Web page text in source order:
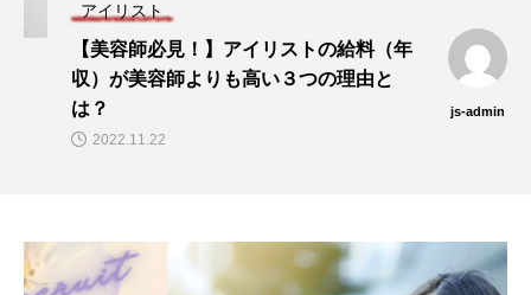
アイリスト
【美容師必見！】アイリストの給料（年
収）が美容師よりも高い３つの理由と
は？
js-admin
2022.11.22